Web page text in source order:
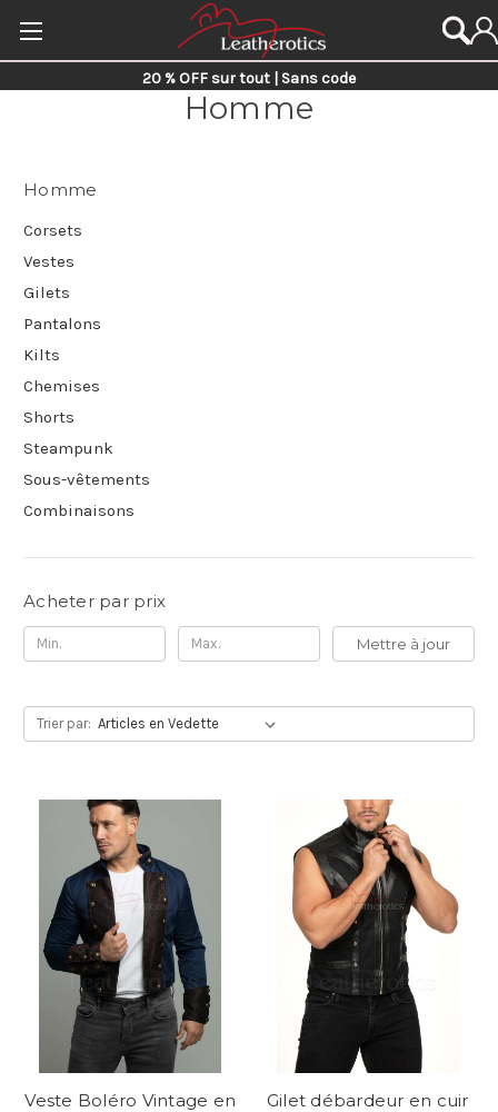
20 % OFF sur tout | Sans code
Homme
Homme
Corsets
Vestes
Gilets
Pantalons
Kilts
Chemises
Shorts
Steampunk
Sous-vêtements
Combinaisons
Acheter par prix
Mettre à jour
Trier par:
Veste Boléro Vintage en
Gilet débardeur en cuir